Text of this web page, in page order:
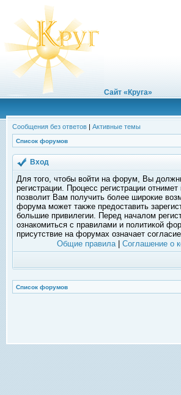
Сайт «Круга»
Сообщения без ответов | Активные темы
Список форумов
Вход
Для того, чтобы войти на форум, Вы
регистрации. Процесс регистрации
позволит Вам получить более широкие
форума может также предоставить
большие привилегии. Перед началом
ознакомиться с правилами и политикой
присутствие на форумах означает
Общие правила| Соглашение о
Список форумов